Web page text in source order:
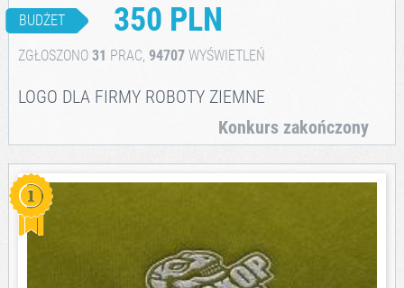
BUDŻET 350 PLN
ZGŁOSZONO 31 PRAC, 94707WYŚWIETLEŃ
LOGO DLA FIRMY ROBOTY ZIEMNE
Konkurs zakończony